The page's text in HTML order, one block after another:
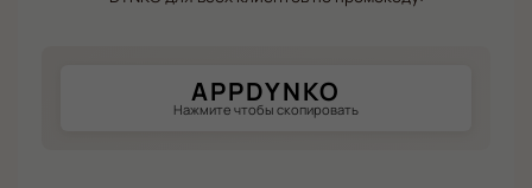
APPDYNKO
Нажмите чтобы скопировать